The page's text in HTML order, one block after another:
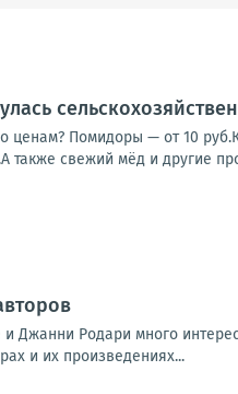
Помидоры — от 10
также свежий мёд и другие
Джанни Родари много
и их произведениях...